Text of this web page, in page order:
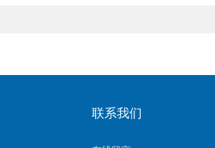
联系我们